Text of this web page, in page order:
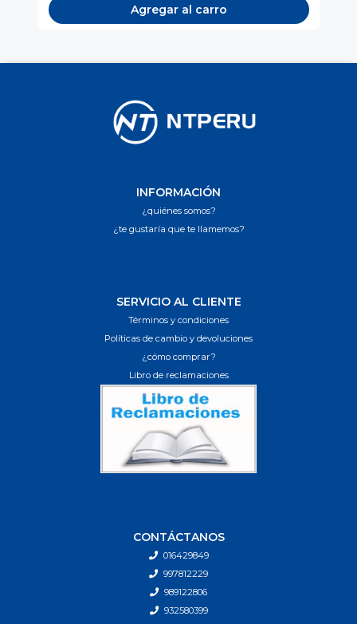
Agregar al carro
INFORMACIÓN
¿quiénes somos?
¿te gustaría que te llamemos?
SERVICIO AL CLIENTE
Términos y condiciones
Políticas de cambio y devoluciones
¿cómo comprar?
Libro de reclamaciones
CONTÁCTANOS
016429849
997812229
989122806
932580399